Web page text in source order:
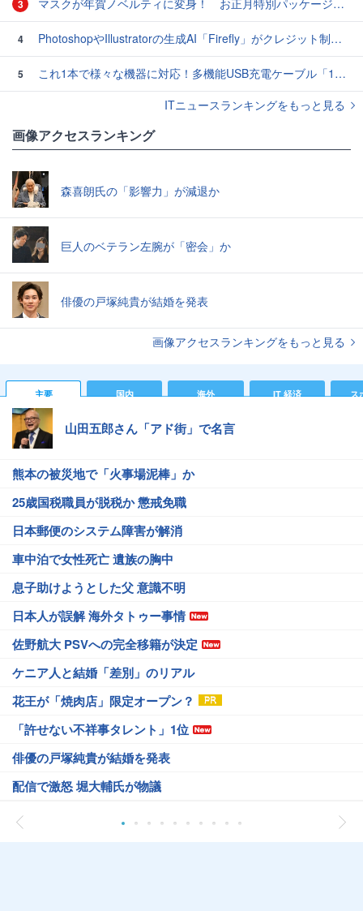
3 マスクが年賀ノベルティに変身！ お正月特別パッケージの注文受付開始
4 PhotoshopやIllustratorの生成AI「Firefly」がクレジット制を導入し有料プランでも画像生成枚数が制限されるように
5
これ1本で様々な機器に対応！多機能USB充電ケーブル「10in1オクトパスケーブル」【カリスマ店長の一押し】
ITニュースランキングをもっと見る
画像アクセスランキング
森喜朗氏の「影響力」が減退か
巨人のベテラン左腕が「密会」か
俳優の戸塚純貴が結婚を発表
画像アクセスランキングをもっと見る
主要 国内 海外 IT 経済 ス
山田五郎さん「アド街」で名言
熊本の被災地で「火事場泥棒」か
25歳国税職員が脱税か 懲戒免職
日本郵便のシステム障害が解消
車中泊で女性死亡 遺族の胸中
息子助けようとした父 意識不明
日本人が誤解 海外タトゥー事情
佐野航大 PSVへの完全移籍が決定
ケニア人と結婚「差別」のリアル
花王が「焼肉店」限定オープン？
「許せない不祥事タレント」1位
俳優の戸塚純貴が結婚を発表
配信で激怒 堀大輔氏が物議